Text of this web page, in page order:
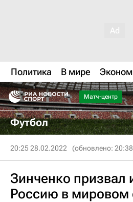
Политика В мире
Матч-центр
Футбол
20:25 28.02.2022 (обновлено:
Зинченко призвал
Россию в мировом